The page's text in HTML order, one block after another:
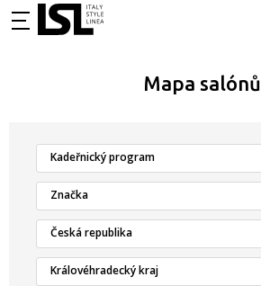
Mapa salónů
Kadeřnický program
Značka
Česká republika
Královéhradecký kraj